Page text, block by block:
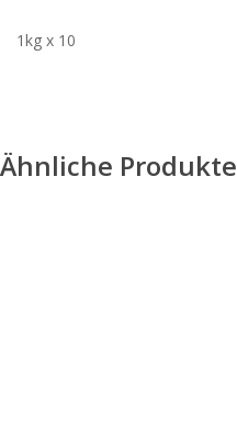
1kg x 10
Ähnliche Produkte